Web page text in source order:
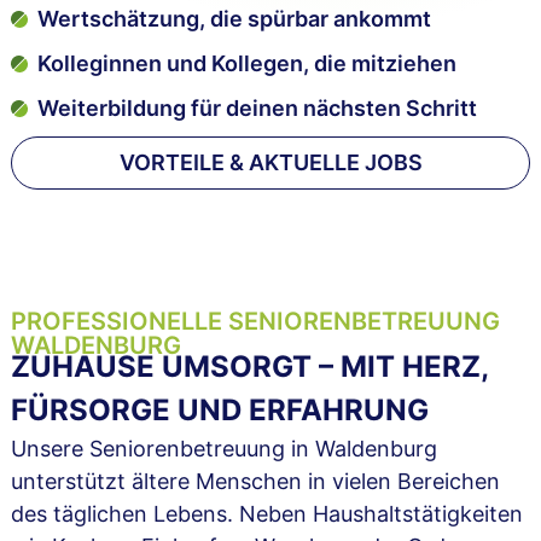
Wertschätzung, die spürbar ankommt
Kolleginnen und Kollegen, die mitziehen
Weiterbildung für deinen nächsten Schritt
VORTEILE & AKTUELLE JOBS
PROFESSIONELLE SENIORENBETREUUNG
WALDENBURG
ZUHAUSE UMSORGT – MIT HERZ,
FÜRSORGE UND ERFAHRUNG
Unsere Seniorenbetreuung in Waldenburg
unterstützt ältere Menschen in vielen Bereichen
des täglichen Lebens. Neben Haushaltstätigkeiten